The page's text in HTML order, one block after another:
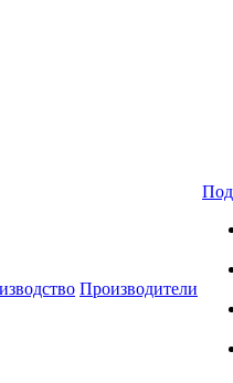
Производители